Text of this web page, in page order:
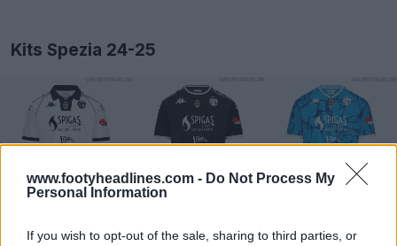
www.footyheadlines.com - Do Not Process My
Personal Information
If you wish to opt-out of the sale, sharing to third parties, or
Kits Spezia 24-25